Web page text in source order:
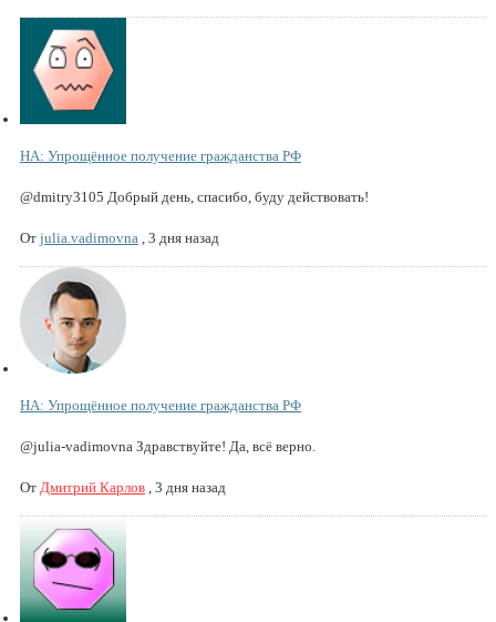
НА: Упрощённое получение гражданства РФ
@dmitry3105 Добрый день, спасибо, буду действовать!
От julia.vadimovna , 3 дня назад
НА: Упрощённое получение гражданства РФ
@julia-vadimovna Здравствуйте! Да, всё верно.
От Дмитрий Карлов , 3 дня назад